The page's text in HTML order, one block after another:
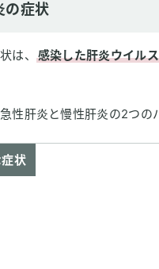
の症状
は、
感染した肝炎ウイル
性肝炎と慢性肝炎の2つの
状